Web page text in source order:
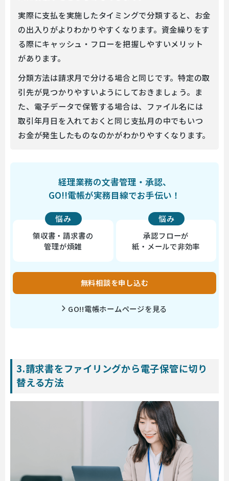
実際に支払を実施したタイミングで分類すると、お金
の出入りがよりわかりやすくなります。資金繰りをす
る際にキャッシュ・フローを把握しやすいメリット
があります。
分類方法は請求月で分ける場合と同じです。特定の取
引先が見つかりやすいようにしておきましょう。ま
た、電子データで保管する場合は、ファイル名には
取引年月日を入れておくと同じ支払月の中でもいつ
お金が発生したものなのかがわかりやすくなります。
経理業務の文書管理・承認、
GO!!電帳が実務目線でお手伝い！
悩み
領収書・請求書の
管理が煩雑
悩み
承認フローが
紙・メールで非効率
無料相談を申し込む
GO!!電帳ホームページを見る
3.請求書をファイリングから電子保管に切り
替える方法